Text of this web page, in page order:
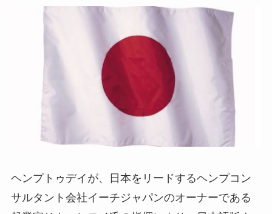
ヘンプトゥデイが、日本をリードするヘンプコン
サルタント会社イーチジャパンのオーナーである